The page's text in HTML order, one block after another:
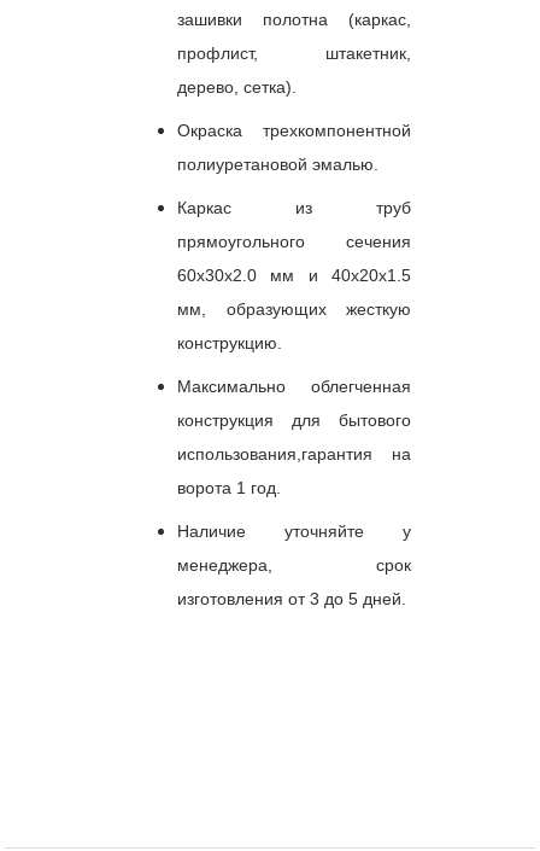
зашивки полотна (каркас,
профлист, штакетник,
дерево, сетка).
Окраска трехкомпонентной
полиуретановой эмалью.
Каркас из труб
прямоугольного сечения
60х30х2.0 мм и 40х20х1.5
мм, образующих жесткую
конструкцию.
Максимально облегченная
конструкция для бытового
использования,гарантия на
ворота 1 год.
Наличие уточняйте у
менеджера, срок
изготовления от 3 до 5 дней.